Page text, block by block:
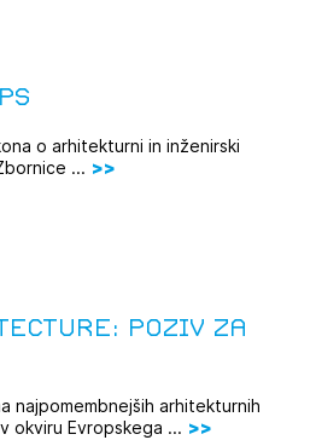
o arhitekturni in inženirski
...
Poziv za
najpomembnejših arhitekturnih
okviru Evropskega ...